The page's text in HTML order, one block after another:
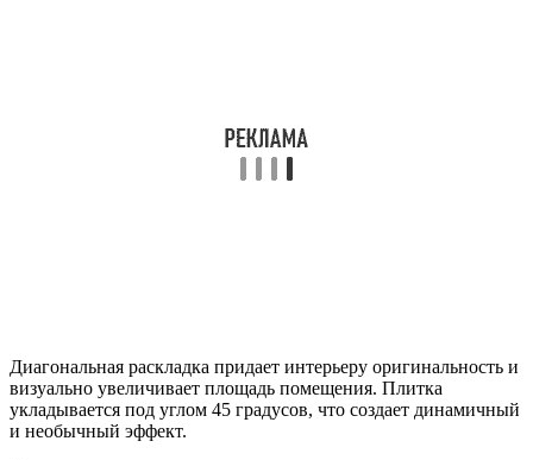
Диагональная раскладка придает интерьеру оригинальность и
визуально увеличивает площадь помещения. Плитка
укладывается под углом 45 градусов, что создает динамичный
и необычный эффект.